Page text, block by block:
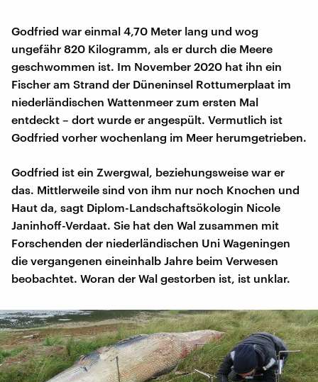
Godfried war einmal 4,70 Meter lang und wog
ungefähr 820 Kilogramm, als er durch die Meere
geschwommen ist. Im November 2020 hat ihn ein
Fischer am Strand der Düneninsel Rottumerplaat im
niederländischen Wattenmeer zum ersten Mal
entdeckt – dort wurde er angespült. Vermutlich ist
Godfried vorher wochenlang im Meer herumgetrieben.
Godfried ist ein Zwergwal, beziehungsweise war er
das. Mittlerweile sind von ihm nur noch Knochen und
Haut da, sagt Diplom-Landschaftsökologin Nicole
Janinhoff-Verdaat. Sie hat den Wal zusammen mit
Forschenden der niederländischen Uni Wageningen
die vergangenen eineinhalb Jahre beim Verwesen
beobachtet. Woran der Wal gestorben ist, ist unklar.